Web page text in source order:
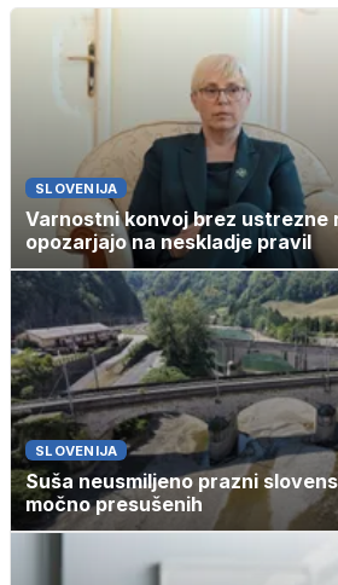
SLOVENIJA
Varnostni konvoj brez ustrezne
opozarjajo na neskladje pravil
SLOVENIJA
Suša neusmiljeno prazni
močno presušenih